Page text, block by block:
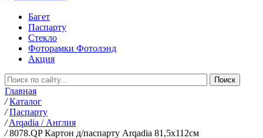
Багет
Паспарту
Стекло
Фоторамки Фотолэнд
Акция
Главная
/ Каталог
/ Паспарту
/ Arqadia / Англия
/ 8078.QP Картон д/паспарту Arqadia 81,5х112см